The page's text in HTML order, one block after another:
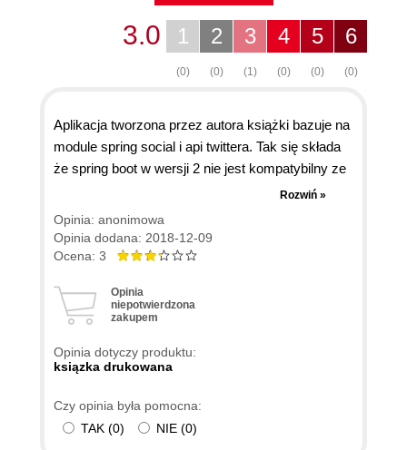
6
(0)
5
(0)
4
(0)
3
(1)
2
(0)
1
(0)
3.0
Aplikacja tworzona przez autora książki bazuje na
module spring social i api twittera. Tak się składa
że spring boot w wersji 2 nie jest kompatybilny ze
spring social twitter przez co chcąc pozostać na
bieżąco z technologią (spring boot 2) nie da się
współtworzyć z autorem aplikacji przez co nauka
jest dużo mniej efektywna.
Rozwiń »
Opinia: anonimowa
Opinia dodana: 2018-12-09
Ocena: 3
Opinia
niepotwierdzona
zakupem
Opinia dotyczy produktu:
ksiązka drukowana
Czy opinia była pomocna:
TAK (0) NIE (0)